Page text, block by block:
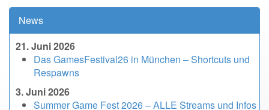
News
21. Juni 2026
Das GamesFestival26 in München – Shortcuts und
Respawns
3. Juni 2026
Summer Game Fest 2026 – ALLE Streams und Infos